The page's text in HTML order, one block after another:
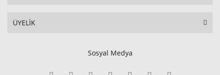
ÜYELİK
Sosyal Medya